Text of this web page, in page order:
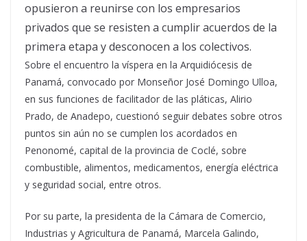
opusieron a reunirse con los empresarios
privados que se resisten a cumplir acuerdos de la
primera etapa y desconocen a los colectivos.
Sobre el encuentro la víspera en la Arquidiócesis de
Panamá, convocado por Monseñor José Domingo Ulloa,
en sus funciones de facilitador de las pláticas, Alirio
Prado, de Anadepo, cuestionó seguir debates sobre otros
puntos sin aún no se cumplen los acordados en
Penonomé, capital de la provincia de Coclé, sobre
combustible, alimentos, medicamentos, energía eléctrica
y seguridad social, entre otros.
Por su parte, la presidenta de la Cámara de Comercio,
Industrias y Agricultura de Panamá, Marcela Galindo,